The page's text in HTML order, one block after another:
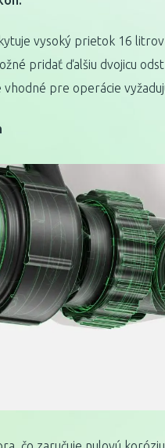
vysoký prietok 16
pridať ďalšiu dvojicu
pre operácie